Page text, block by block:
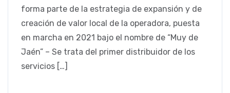
forma parte de la estrategia de expansión y de
creación de valor local de la operadora, puesta
en marcha en 2021 bajo el nombre de “Muy de
Jaén” – Se trata del primer distribuidor de los
servicios […]